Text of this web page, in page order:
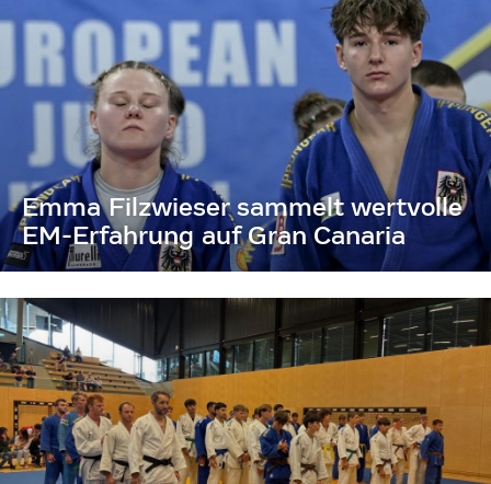
Emma Filzwieser sammelt wertvolle
EM-Erfahrung auf Gran Canaria